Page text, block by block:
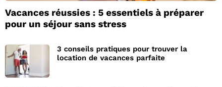
Vacances réussies : 5 essentiels à préparer
pour un séjour sans stress
3 conseils pratiques pour trouver la
location de vacances parfaite